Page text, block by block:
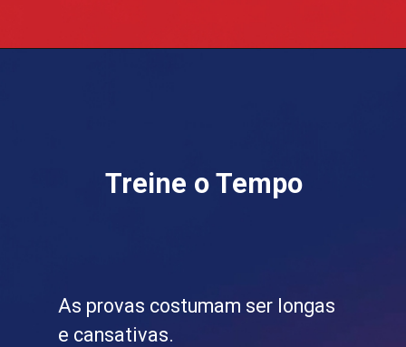
Treine o Tempo
As provas costumam ser longas
e cansativas.